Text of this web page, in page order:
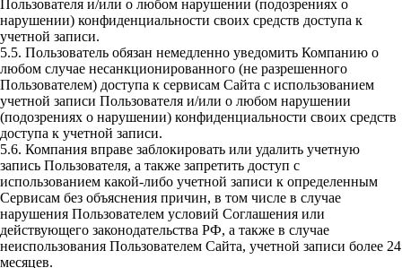
Пользователя и/или о любом нарушении (подозрениях о
нарушении) конфиденциальности своих средств доступа к
учетной записи.
5.5. Пользователь обязан немедленно уведомить Компанию о
любом случае несанкционированного (не разрешенного
Пользователем) доступа к сервисам Сайта с использованием
учетной записи Пользователя и/или о любом нарушении
(подозрениях о нарушении) конфиденциальности своих средств
доступа к учетной записи.
5.6. Компания вправе заблокировать или удалить учетную
запись Пользователя, а также запретить доступ с
использованием какой-либо учетной записи к определенным
Сервисам без объяснения причин, в том числе в случае
нарушения Пользователем условий Соглашения или
действующего законодательства РФ, а также в случае
неиспользования Пользователем Сайта, учетной записи более 24
месяцев.